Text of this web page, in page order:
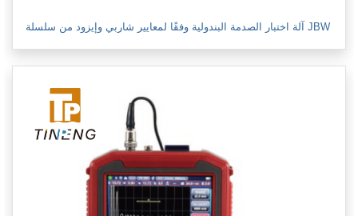
آلة اختبار الصدمة البندولية وفقًا لمعايير شاربي وإيزود من سلسلة JBW